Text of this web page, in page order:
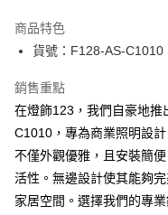
街口支付
悠遊付
Google Pay
全盈+PAY
AFTEE先享後付
相關說明
商品特色
貨號：F128-AS-C1010
銷售重點
在燈飾123，我們自豪地
C1010，專為商業照明設
不僅外觀優雅，且安裝簡
活性。無邊設計使其能夠
家居空間。選擇我們的專